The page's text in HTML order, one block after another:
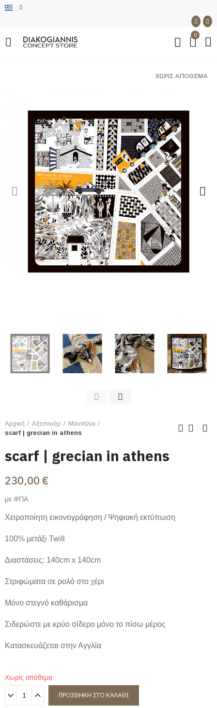
0
ΧΩΡΊΣ ΑΠΌΘΕΜΑ
Αρχική Αξεσουάρ
Μαντήλια
scarf | grecian in athens
scarf | grecian in athens
230,00 €
με ΦΠΑ
Χειροποίητη εικονογράφηση / Ψηφιακή εκτύπωση
100% μετάξι Twill
Διαστάσεις: 140cm x 140cm
Στριφώματα σε ρολό στο χέρι
Μόνο στεγνό καθάρισμα
Σιδερώστε με κρύο σίδερο μόνο το πίσω μέρος
Κατασκευάζεται στην Αγγλία
Χωρίς απόθεμα
ΠΡΟΣΘΉΚΗ ΣΤΟ ΚΑΛΆΘΙ